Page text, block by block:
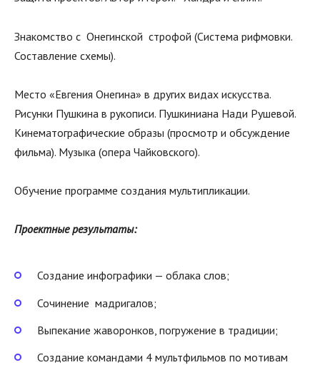
Знакомство с Онегинской строфой (Система рифмовки.
Составление схемы).
Место «Евгения Онегина» в других видах искусства.
Рисунки Пушкина в рукописи. Пушкиниана Нади Рушевой.
Кинематографические образы (просмотр и обсуждение
фильма). Музыка (опера Чайковского).
Обучение программе создания мультипликации.
Проектные результаты:
Создание инфографики — облака слов;
Сочинение мадригалов;
Выпекание жаворонков, погружение в традиции;
Создание командами 4 мультфильмов по мотивам